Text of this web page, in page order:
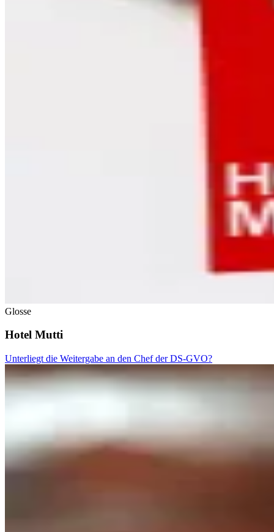
Glosse
Hotel Mutti
Unterliegt die Weitergabe an den Chef der DS-GVO?